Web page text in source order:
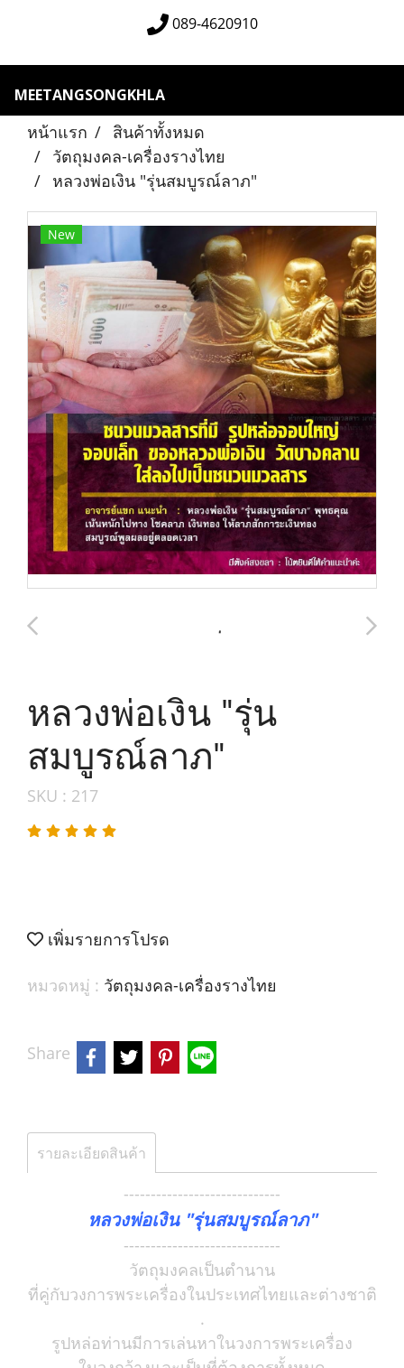
089-4620910
MEETANGSONGKHLA
หน้าแรก
สินค้าทั้งหมด
วัตถุมงคล-เครื่องรางไทย
หลวงพ่อเงิน "รุ่นสมบูรณ์ลาภ"
New
หลวงพ่อเงิน "รุ่น
สมบูรณ์ลาภ"
SKU : 217
เพิ่มรายการโปรด
หมวดหมู่ : วัตถุมงคล-เครื่องรางไทย
Share
รายละเอียดสินค้า
-----------------------------
หลวงพ่อเงิน "รุ่นสมบูรณ์ลาภ"
-----------------------------
วัตถุมงคลเป็นตำนาน
ที่คู่กับวงการพระเครื่องในประเทศไทยและต่างชาติ
.
รูปหล่อท่านมีการเล่นหาในวงการพระเครื่อง